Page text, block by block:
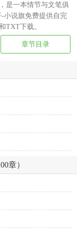
是一本情节与文笔俱
小说旗免费提供自完
TXT下载。
章节目录
章）